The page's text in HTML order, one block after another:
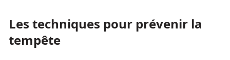
Les techniques pour prévenir la
tempête